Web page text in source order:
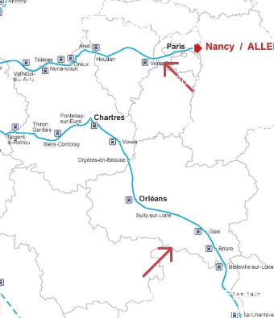
OUISTREHAM
der schon vor dem Jahr 1000 von Pilgern genutzt wurde. Er verbindet die Landschaften des Calvados mit den normannischen Tälern auf dem Weg zum
CHEMIN DE ROUEN
Erstreckt sich durch fünf normannische Departements von der Kathedrale von Rouen
%
PARISER WEG
Geht von der Hauptstadt aus und schließt an das Netz der normannischen Wege nach Le Mont an. Er kombiniert städtische und dann ländliche Abschnitte, bevor er in die großen historischen Wege integriert wird.
&
CHEMIN D'ORLEANS
Verbindet das Loiretal mit der Normandie und führt an der
an die normannischen Routen nach Le